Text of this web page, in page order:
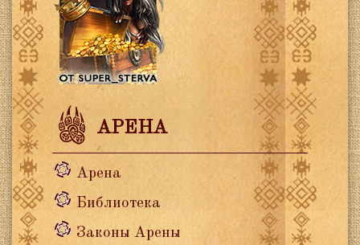
АРЕНА
Арена
Библиотека
Законы Арены